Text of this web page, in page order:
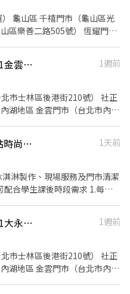
🔥 即時報班｜快速安排｜當天
光
區樂善二路505號） 恆耀門市
於賣場或
提供顧客詢問或主動提供諮商
理櫥窗及維持營業地點之整潔
⭕早、晚班41000（休8） 7-11金雲門市 另有大直/內湖/社子 可選
1週前
市士林區後港街210號） 社正
門市時薪人員-京站二門市(京站時尚廣場)
1天前
淇淋製作、現場服務及門市清潔
淇淋體驗 1.新進學習訓練(教室
理培訓課程) 【福利】
福利讓夥伴和公司一起成長 1.
)、職災保險、退休金提撥6%
⭕早、晚班41000（休8） 7-11大永門市 另有大直/內湖/社子 可選
1週前
市士林區後港街210號） 社正